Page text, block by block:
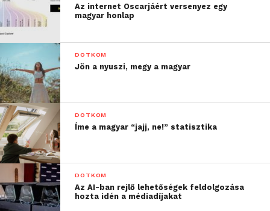
Az internet Oscarjáért versenyez egy
magyar honlap
DOTKOM
Jön a nyuszi, megy a magyar
DOTKOM
Íme a magyar “jajj, ne!” statisztika
DOTKOM
Az AI-ban rejlő lehetőségek feldolgozása
hozta idén a médiadíjakat